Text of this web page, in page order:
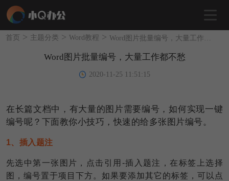
首页 > 主题分类 > Word教程 >
Word图片批量编号，大量工作都不愁
2020-11-25 11:51:15
在长篇文档中，有大量的图片需要编号，如何实现一键
编号呢？下面教你小技巧，快速的给多张图片编号。
1、插入题注
先选中第一张图片，点击引用-插入题注，在标签上选择
图，编号置于项目下方。如果要添加其它的标签，可以点